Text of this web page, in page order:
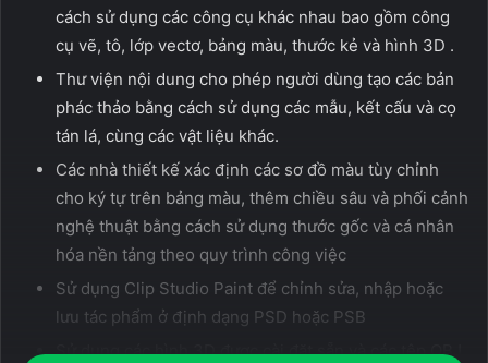
cách sử dụng các công cụ khác nhau bao gồm công
cụ vẽ, tô, lớp vectơ, bảng màu, thước kẻ và hình 3D .
Thư viện nội dung cho phép người dùng tạo các bản
phác thảo bằng cách sử dụng các mẫu, kết cấu và cọ
tán lá, cùng các vật liệu khác.
Các nhà thiết kế xác định các sơ đồ màu tùy chỉnh
cho ký tự trên bảng màu, thêm chiều sâu và phối cảnh
nghệ thuật bằng cách sử dụng thước gốc và cá nhân
hóa nền tảng theo quy trình công việc
Sử dụng Clip Studio Paint để chỉnh sửa, nhập hoặc
lưu tác phẩm ở định dạng PSD hoặc PSB
Sử dụng các hình 3D được cài đặt sẵn và các tệp OBJ